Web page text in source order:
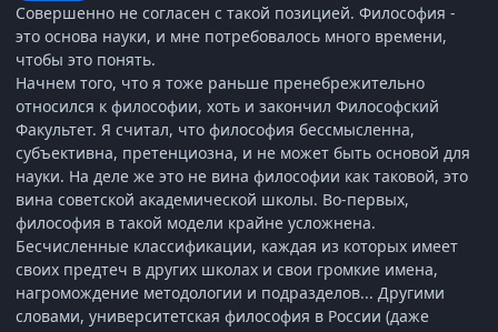
Совершенно не согласен с такой позицией. Философия -
это основа науки, и мне потребовалось много времени,
чтобы это понять.
Начнем того, что я тоже раньше пренебрежительно
относился к философии, хоть и закончил Философский
Факультет. Я считал, что философия бессмысленна,
субъективна, претенциозна, и не может быть основой для
науки. На деле же это не вина философии как таковой, это
вина советской академической школы. Во-первых,
философия в такой модели крайне усложнена.
Бесчисленные классификации, каждая из которых имеет
своих предтеч в других школах и свои громкие имена,
нагромождение методологии и подразделов... Другими
словами, университетская философия в России (даже